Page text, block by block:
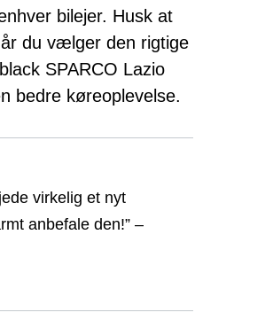
bilejer. Husk at
du vælger den rigtige
SPARCO Lazio
bedre køreoplevelse.
virkelig et nyt
anbefale den!” –